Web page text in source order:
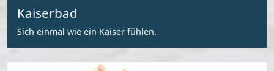
Kaiserbad
Sich einmal wie ein Kaiser fühlen.